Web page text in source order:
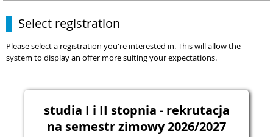
Select registration
Please select a registration you're interested in. This will allow the
system to display an offer more suiting your expectations.
studia I i II stopnia - rekrutacja
na semestr zimowy 2026/2027